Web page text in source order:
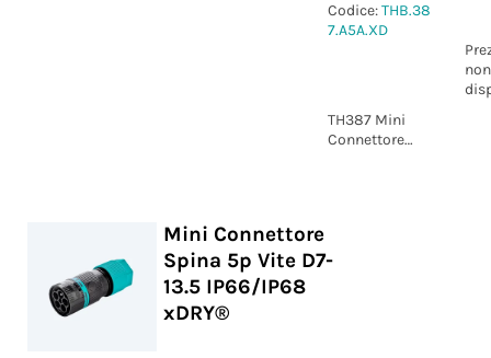
Codice:THB.38
7.A5A.XD
non
TH387 Mini
Connettore
Mini Connettore
Spina 5p Vite D7-
13.5 IP66/IP68
xDRY®